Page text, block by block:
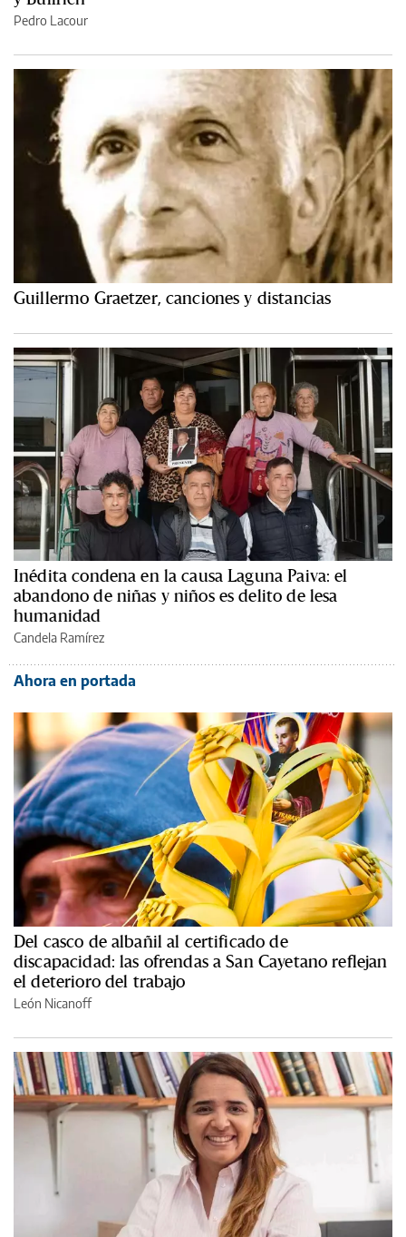
Pedro Lacour
Guillermo Graetzer, canciones y distancias
Inédita condena en la causa Laguna Paiva: el
abandono de niñas y niños es delito de lesa
humanidad
Candela Ramírez
Ahora en portada
Del casco de albañil al certificado de
discapacidad: las ofrendas a San Cayetano reflejan
el deterioro del trabajo
León Nicanoff